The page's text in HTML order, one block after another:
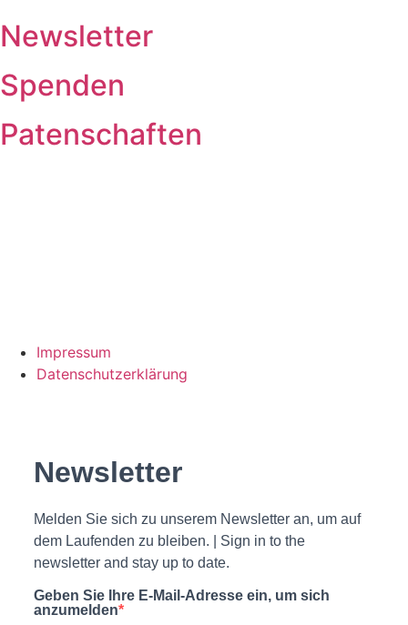
Newsletter
Spenden
Patenschaften
Impressum
Datenschutzerklärung
Newsletter
Melden Sie sich zu unserem Newsletter an, um auf
dem Laufenden zu bleiben. | Sign in to the
newsletter and stay up to date.
Geben Sie Ihre E-Mail-Adresse ein, um sich
anzumelden